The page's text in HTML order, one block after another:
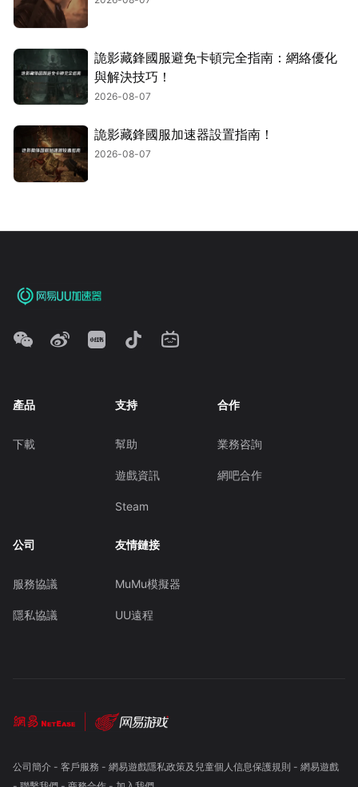
詭影藏鋒國服避免卡頓完全指南：網絡優化
與解決技巧！
2026-08-07
詭影藏鋒國服加速器設置指南！
2026-08-07
產品
下載
支持
幫助
遊戲資訊
Steam
合作
業務咨詢
網吧合作
公司
服務協議
隱私協議
友情鏈接
MuMu模擬器
UU遠程
公司簡介- 客戶服務 - 網易遊戲隱私政策及兒童個人信息保護規則 - 網易遊戲